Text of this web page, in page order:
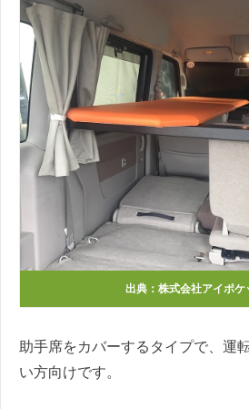
出典： 株式会社アイポケ
助手席をカバーするタイプで、運
い方向けです。